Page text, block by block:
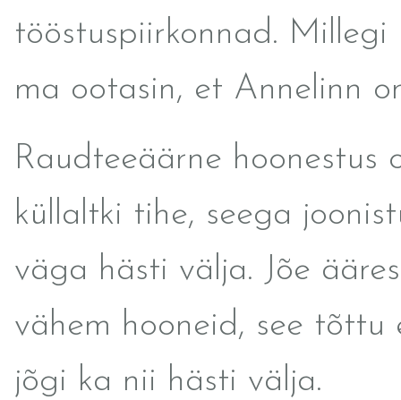
tööstuspiirkonnad. Millegi
ma ootasin, et Annelinn
Raudteeäärne hoonestus
küllaltki tihe, seega
väga hästi välja. Jõe
vähem hooneid, see tõttu
jõgi ka nii hästi välja.